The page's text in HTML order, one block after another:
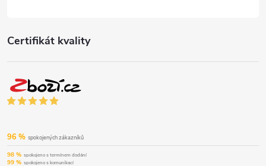
Certifikát kvality
96 % spokojených zákazníků
98 % spokojeno s termínem dodání
99 % spokojeno s komunikací